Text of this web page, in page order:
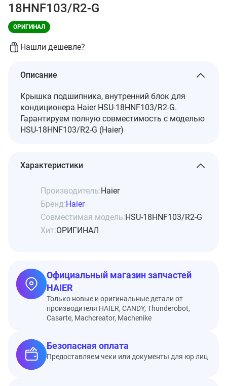
18HNF103/R2-G
ОРИГИНАЛ
Нашли дешевле?
Описание
Крышка подшипника, внутренний блок для
кондиционера Haier HSU-18HNF103/R2-G.
Гарантируем полную совместимость с моделью
HSU-18HNF103/R2-G (Haier)
Характеристики
Производитель:Haier
Бренд:Haier
Совместимая модель:HSU-18HNF103/R2-G
Хит:ОРИГИНАЛ
Официальный магазин запчастей
HAIER
Только новые и оригинальные детали от
производителя HAIER, CANDY, Thunderobot,
Casarte, Machcreator, Machenike
Безопасная оплата
Предоставляем чеки или документы для юр лиц